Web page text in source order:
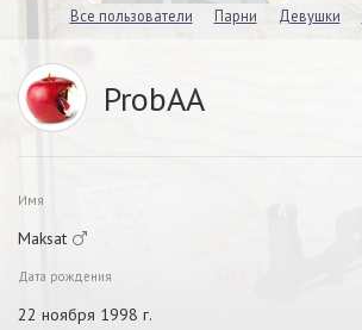
Все пользователи Парни Девушки
ProbAA
Имя
Maksat
Дата рождения
22 ноября 1998 г.